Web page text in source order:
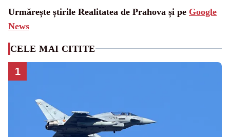
Urmărește știrile Realitatea de Prahova și pe Google
News
CELE MAI CITITE
1